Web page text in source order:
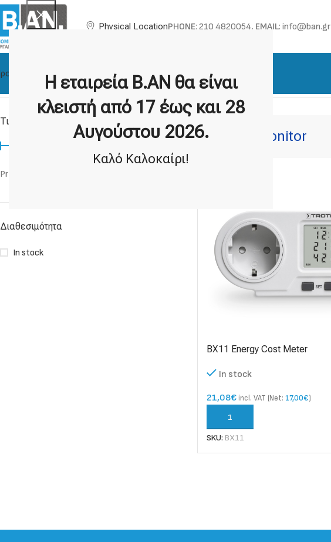
Η εταιρεία Β.ΑΝ θα είναι
κλειστή από 17 έως και 28
Αυγούστου 2026.
Καλό Καλοκαίρι!
Physical LocationPHONE: 210 4820054, EMAIL: info@ban.gr
About BAN Technical SupportBrands
More Instruments Energy MonitorShowing the single result
Τιμή:
Price:
Διαθεσιμότητα
In stock
Energy Monitor
BX11 Energy Cost Meter
In stock
21,08€ incl. VAT (Net: 17,00€)
ADD TO CART
SKU: BX11